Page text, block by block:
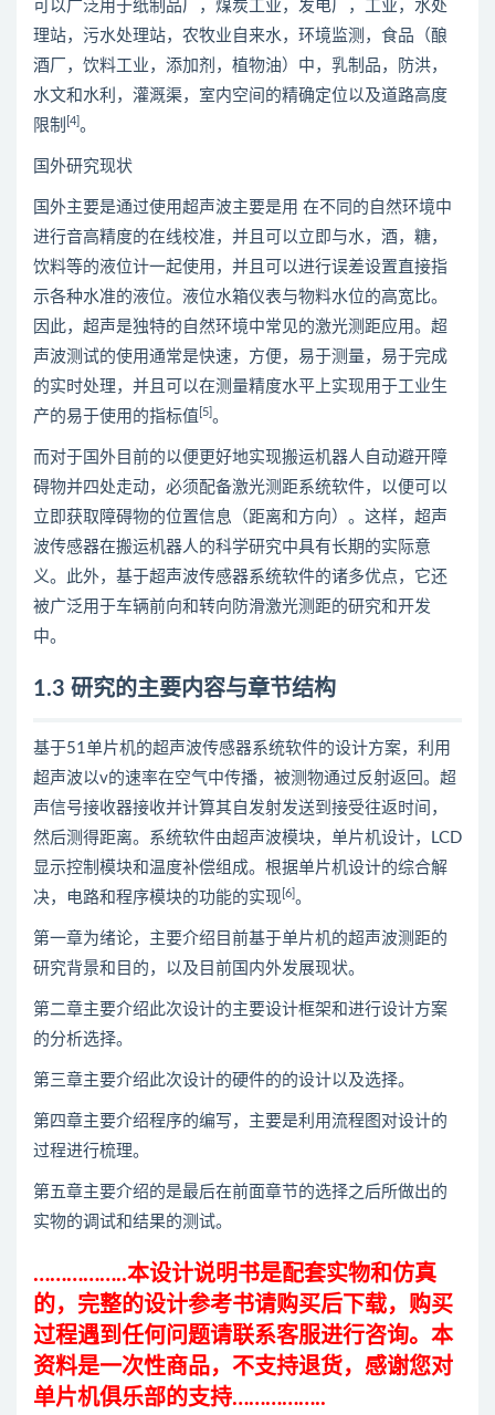
可以广泛用于纸制品厂，煤炭工业，发电厂，工业，水处
理站，污水处理站，农牧业自来水，环境监测，食品（酿
酒厂，饮料工业，添加剂，植物油）中，乳制品，防洪，
水文和水利，灌溉渠，室内空间的精确定位以及道路高度
限制 [4] 。
国外研究现状
国外主要是通过使用超声波主要是用 在不同的自然环境中
进行音高精度的在线校准，并且可以立即与水，酒，糖，
饮料等的液位计一起使用，并且可以进行误差设置直接指
示各种水准的液位。液位水箱仪表与物料水位的高宽比。
因此，超声是独特的自然环境中常见的激光测距应用。超
声波测试的使用通常是快速，方便，易于测量，易于完成
的实时处理，并且可以在测量精度水平上实现用于工业生
产的易于使用的指标值 [5] 。
而对于国外目前的以便更好地实现搬运机器人自动避开障
碍物并四处走动，必须配备激光测距系统软件，以便可以
立即获取障碍物的位置信息（距离和方向）。这样，超声
波传感器在搬运机器人的科学研究中具有长期的实际意
义。此外，基于超声波传感器系统软件的诸多优点，它还
被广泛用于车辆前向和转向防滑激光测距的研究和开发
中。
1.3 研究的主要内容与章节结构
基于51单片机的超声波传感器系统软件的设计方案，利用
超声波以v的速率在空气中传播，被测物通过反射返回。超
声信号接收器接收并计算其自发射发送到接受往返时间，
然后测得距离。系统软件由超声波模块，单片机设计，LCD
显示控制模块和温度补偿组成。根据单片机设计的综合解
决，电路和程序模块的功能的实现 [6] 。
第一章为绪论，主要介绍目前基于单片机的超声波测距的
研究背景和目的，以及目前国内外发展现状。
第二章主要介绍此次设计的主要设计框架和进行设计方案
的分析选择。
第三章主要介绍此次设计的硬件的的设计以及选择。
第四章主要介绍程序的编写，主要是利用流程图对设计的
过程进行梳理。
第五章主要介绍的是最后在前面章节的选择之后所做出的
实物的调试和结果的测试。
……………..本设计说明书是配套实物和仿真
的， 完整的设计参考书请购买后下载，购买
过程遇到任何问题请联系客服进行咨询。本
资料是一次性商品，不支持退货，感谢您对
单片机俱乐部的支持……………..